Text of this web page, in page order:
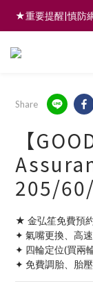
註冊會員享
★重要提醒|慎防
註冊會員享
Share
【
205/
★ 金弘笙免費預
✦ 氣嘴更換、高
✦ 四輪定位(買兩
✦ 免費調胎、胎